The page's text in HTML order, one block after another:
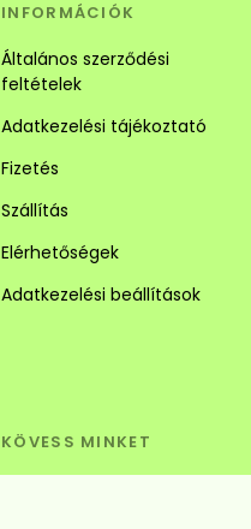
INFORMÁCIÓK
Általános szerződési
feltételek
Adatkezelési tájékoztató
Fizetés
Szállítás
Elérhetőségek
Adatkezelési beállítások
KÖVESS MINKET